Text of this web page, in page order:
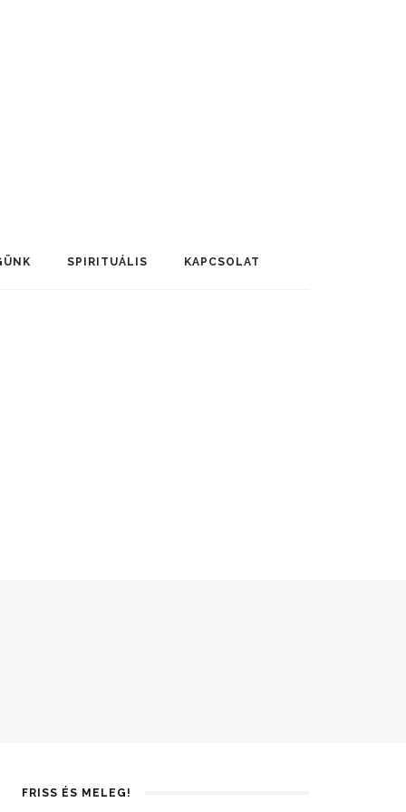
SPIRITUÁLIS KAPCSOLAT
FRISS ÉS MELEG!